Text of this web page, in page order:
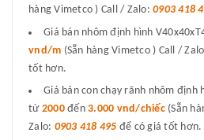
hàng Vimetco ) Call / Zalo: 0903 418
Giá bán nhôm định hình
vnd/m (Sẵn hàng Vimetco ) Call /
tốt hơn.
Giá bán con chạy rãnh nhôm
từ 2000đến 3.000 vnd/chiếc(Sẵn
Zalo: 0903 418 495 để có giá tốt hơn.